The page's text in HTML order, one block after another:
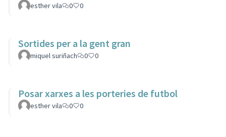
esther vila 0 0
Sortides per a la gent gran
miquel suriñach 0 0
Posar xarxes a les porteries de futbol
esther vila 0 0